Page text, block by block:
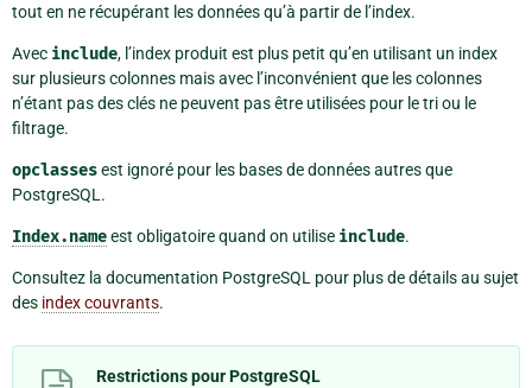
tout en ne récupérant les données qu’à partir de l’index.
Avec include, l’index produit est plus petit qu’en utilisant un index
sur plusieurs colonnes mais avec l’inconvénient que les colonnes
n’étant pas des clés ne peuvent pas être utilisées pour le tri ou le
filtrage.
opclassesest ignoré pour les bases de données autres que
PostgreSQL.
Index.nameest obligatoire quand on utilise include.
Consultez la documentation PostgreSQL pour plus de détails au sujet
des index couvrants.
Restrictions pour PostgreSQL